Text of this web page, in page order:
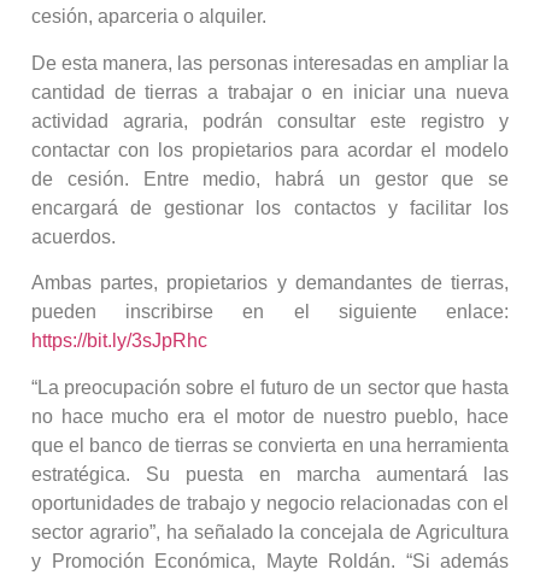
cesión, aparceria o alquiler.
De esta manera, las personas interesadas en ampliar la
cantidad de tierras a trabajar o en iniciar una nueva
actividad agraria, podrán consultar este registro y
contactar con los propietarios para acordar el modelo
de cesión. Entre medio, habrá un gestor que se
encargará de gestionar los contactos y facilitar los
acuerdos.
Ambas partes, propietarios y demandantes de tierras,
pueden inscribirse en el siguiente enlace:
https://bit.ly/3sJpRhc
“La preocupación sobre el futuro de un sector que hasta
no hace mucho era el motor de nuestro pueblo, hace
que el banco de tierras se convierta en una herramienta
estratégica. Su puesta en marcha aumentará las
oportunidades de trabajo y negocio relacionadas con el
sector agrario”, ha señalado la concejala de Agricultura
y Promoción Económica, Mayte Roldán. “Si además